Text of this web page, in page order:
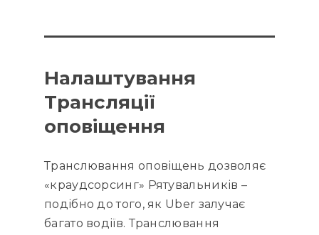
Налаштування
Трансляції
оповіщення
Транслювання оповіщень дозволяє
«краудсорсинг» Рятувальників –
подібно до того, як Uber залучає
багато водіїв. Транслювання